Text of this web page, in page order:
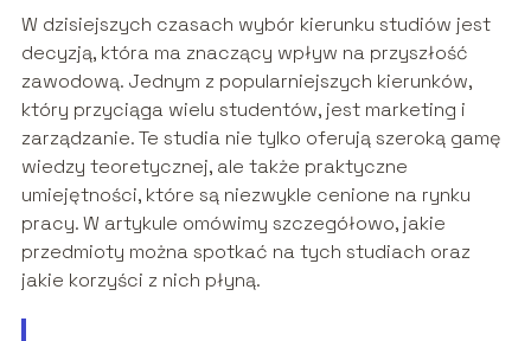
W dzisiejszych czasach wybór kierunku studiów jest
decyzją, która ma znaczący wpływ na przyszłość
zawodową. Jednym z popularniejszych kierunków,
który przyciąga wielu studentów, jest marketing i
zarządzanie. Te studia nie tylko oferują szeroką gamę
wiedzy teoretycznej, ale także praktyczne
umiejętności, które są niezwykle cenione na rynku
pracy. W artykule omówimy szczegółowo, jakie
przedmioty można spotkać na tych studiach oraz
jakie korzyści z nich płyną.